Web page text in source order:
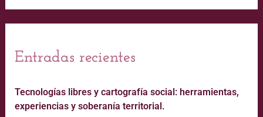
Entradas recientes
Tecnologías libres y cartografía social: herramientas,
experiencias y soberanía territorial.